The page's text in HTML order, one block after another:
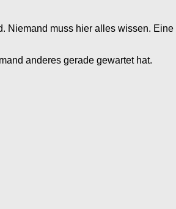
Niemand muss hier alles wissen.
anderes gerade gewartet hat.